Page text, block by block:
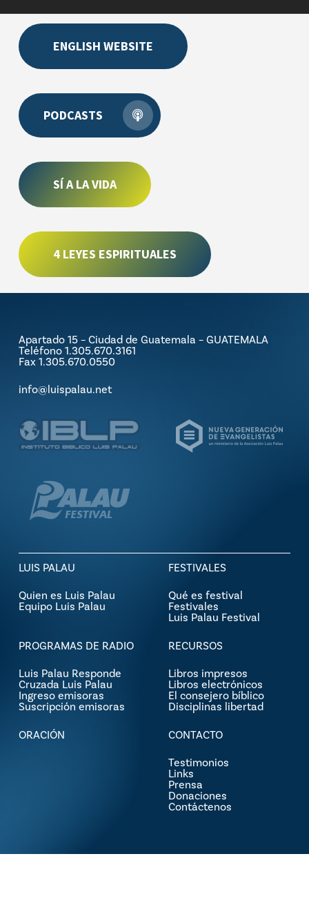
ENGLISH WEBSITE
PODCASTS
SÍ A LA VIDA
4 LEYES ESPIRITUALES
Apartado 15 – Ciudad de Guatemala – GUATEMALA
Teléfono 1.305.670.3161
Fax 1.305.670.0550
info@luispalau.net
LUIS PALAU
Quien es Luis Palau
Equipo Luis Palau
FESTIVALES
Qué es festival
Festivales
Luis Palau Festival
PROGRAMAS DE RADIO
Luis Palau Responde
Cruzada Luis Palau
Ingreso emisoras
Suscripción emisoras
RECURSOS
Libros impresos
Libros electrónicos
El consejero bíblico
Disciplinas libertad
ORACIÓN CONTACTO
Testimonios
Links
Prensa
Donaciones
Contáctenos